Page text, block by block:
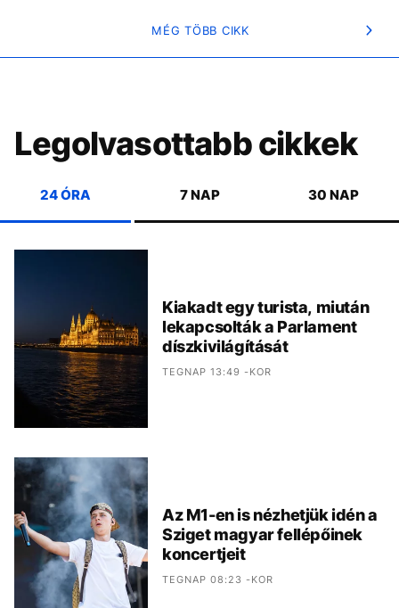
MÉG TÖBB CIKK
Legolvasottabb cikkek
24 ÓRA 7 NAP 30 NAP
Kiakadt egy turista, miután
lekapcsolták a Parlament
díszkivilágítását
TEGNAP 13:49 -KOR
Az M1-en is nézhetjük idén a
Sziget magyar fellépőinek
koncertjeit
TEGNAP 08:23 -KOR